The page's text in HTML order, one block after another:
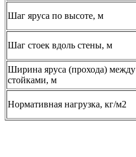
Шаг яруса по высоте, м
Шаг стоек вдоль стены, м
Ширина яруса (прохода) между
стойками, м
Нормативная нагрузка, кг/м2